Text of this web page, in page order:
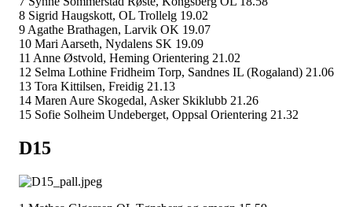
8 Sigrid Haugskott, OL Trollelg 19.02
9 Agathe Brathagen, Larvik OK 19.07
10 Mari Aarseth, Nydalens SK 19.09
11 Anne Østvold, Heming Orientering 21.02
12 Selma Lothine Fridheim Torp, Sandnes IL (Rogaland) 21.06
13 Tora Kittilsen, Freidig 21.13
14 Maren Aure Skogedal, Asker Skiklubb 21.26
15 Sofie Solheim Undeberget, Oppsal Orientering 21.32
D15